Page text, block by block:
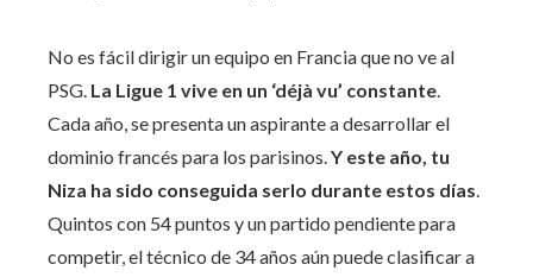
No es fácil dirigir un equipo en Francia que no ve al
PSG. La Ligue 1 vive en un ‘déjà vu’ constante.
Cada año, se presenta un aspirante a desarrollar el
dominio francés para los parisinos.Y este año, tu
Niza ha sido conseguida serlo durante estos días.
Quintos con 54 puntos y un partido pendiente para
competir, el técnico de 34 años aún puede clasificar a